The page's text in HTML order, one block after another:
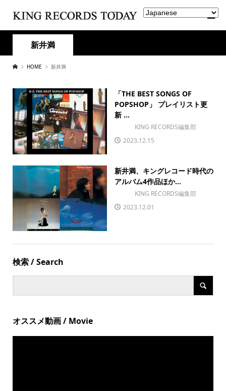
新井満
HOME 新井満
「THE BEST SONGS OF
POPSHOP」 プレイリスト更
新 ...
KING RECORDS編集部
2023.12.15
新井満、キングレコード時代の
アルバム4作品ほか...
KING RECORDS編集部
2023.12.01
検索 / Search
オススメ動画 / Movie